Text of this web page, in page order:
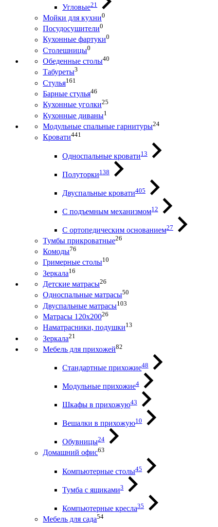
Угловые21
Мойки для кухни0
Посудосушители0
Кухонные фартуки0
Столешницы0
Обеденные столы40
Табуреты3
Стулья161
Барные стулья46
Кухонные уголки25
Кухонные диваны1
Модульные спальные гарнитуры24
Кровати441
Односпальные кровати13
Полуторки138
Двуспальные кровати405
С подъемным механизмом12
С ортопедическим основанием27
Тумбы прикроватные26
Комоды76
Гримерные столы10
Зеркала16
Детские матрасы26
Односпальные матрасы50
Двуспальные матрасы103
Матрасы 120х20026
Наматрасники, подушки13
Зеркала21
Мебель для прихожей82
Стандартные прихожие48
Модульные прихожие4
Шкафы в прихожую43
Вешалки в прихожую10
Обувницы24
Домашний офис63
Компьютерные столы45
Тумба с ящиками3
Компьютерные кресла35
Мебель для сада54